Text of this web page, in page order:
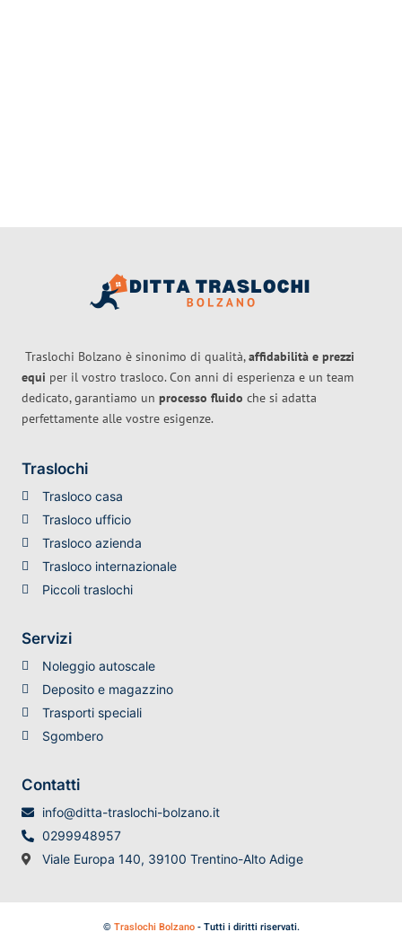
Traslochi Bolzano è sinonimo di qualità,affidabilità e prezzi
equi per il vostro trasloco. Con anni di esperienza e un team
dedicato, garantiamo un processo fluido che si adatta
perfettamente alle vostre esigenze.
Traslochi
Trasloco casa
Trasloco ufficio
Trasloco azienda
Trasloco internazionale
Piccoli traslochi
Servizi
Noleggio autoscale
Deposito e magazzino
Trasporti speciali
Sgombero
Contatti
info@ditta-traslochi-bolzano.it
0299948957
Viale Europa 140, 39100 Trentino-Alto Adige
© Traslochi Bolzano- Tutti i diritti riservati.